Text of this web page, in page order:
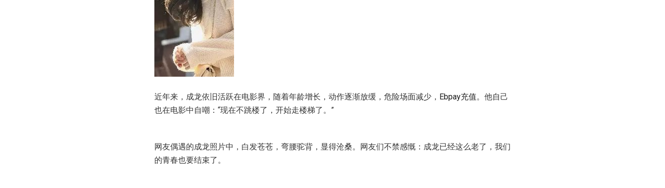
近年来，成龙依旧活跃在电影界，随着年龄增长，动作逐渐放缓，危险场面减少， Ebpay充值。他自己
也在电影中自嘲：“现在不跳楼了，开始走楼梯了。”
网友偶遇的成龙照片中，白发苍苍，弯腰驼背，显得沧桑。网友们不禁感慨：成龙已经这么老了，我们
的青春也要结束了。